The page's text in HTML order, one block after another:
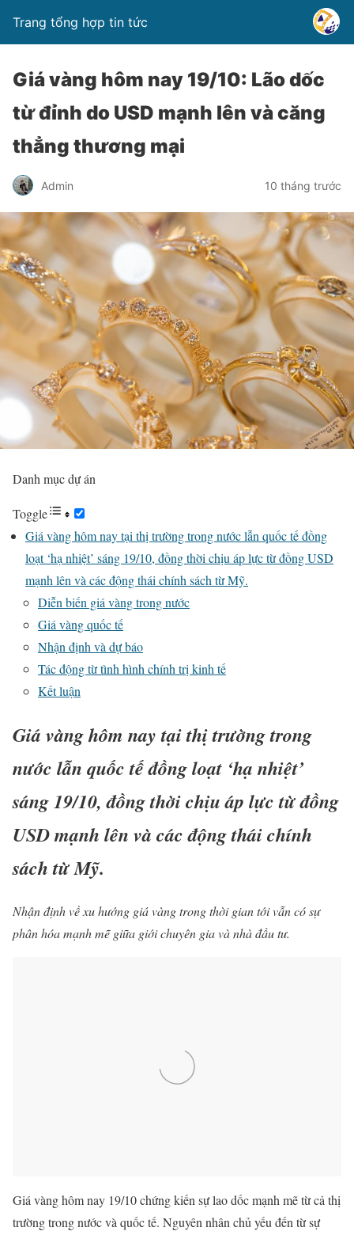
Trang tổng hợp tin tức
Giá vàng hôm nay 19/10: Lão dốc
từ đỉnh do USD mạnh lên và căng
thẳng thương mại
Admin 10 tháng trước
Danh mục dự án
Toggle
Giá vàng hôm nay tại thị trường trong nước lẫn quốc tế đồng
loạt ‘hạ nhiệt’ sáng 19/10, đồng thời chịu áp lực từ đồng USD
mạnh lên và các động thái chính sách từ Mỹ.
Diễn biến giá vàng trong nước
Giá vàng quốc tế
Nhận định và dự báo
Tác động từ tình hình chính trị kinh tế
Kết luận
Giá vàng hôm nay tại thị trường trong
nước lẫn quốc tế đồng loạt ‘hạ nhiệt’
sáng 19/10, đồng thời chịu áp lực từ đồng
USD mạnh lên và các động thái chính
sách từ Mỹ.
Nhận định về xu hướng giá vàng trong thời gian tới vẫn có sự
phân hóa mạnh mẽ giữa giới chuyên gia và nhà đầu tư.
Giá vàng hôm nay 19/10 chứng kiến sự lao dốc mạnh mẽ từ cả thị
trường trong nước và quốc tế. Nguyên nhân chủ yếu đến từ sự